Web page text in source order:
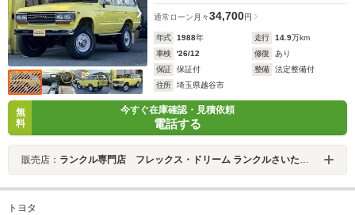
通常ローン 月々34,700円
年式 1988年 走行 14.9万km
車検
'26/12 修復
あり
保証
保証付 整備
法定整備付
住所
埼玉県越谷市
無
料
今すぐ在庫確認・見積依頼
電話する
販売店： ランクル専門店 フレックス・ドリーム ランクルさいたま北店
トヨタ